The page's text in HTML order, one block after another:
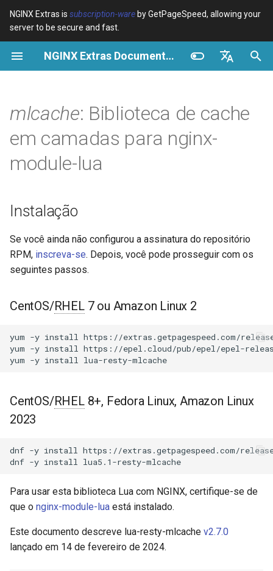
NGINX Extras is subscription-ware by GetPageSpeed, allowing your
server to be secure and fast.
NGINX Extras Documentation
Español
Português (Brasil)
Deutsch
I
n
l
z
a
n
o
u
a
device-type Variables
Examples
geoip2
Directives
Examples
pagespeed
abuse-guard
access-control
array-var
auth-pam
auth-radius
auth-totp
CentOS/RHEL 7 ou Amazon
CentOS/RHEL 8+, Fedora
Linux, Amazon Linux 2023
new
new_bulk
delete
update
Cache
Desempenho
Segurança
RHEL/CentOS
NGINX-MOD - NGINX
aprimorado com HTTP/3,
HPACK e verificações de
Servidor Web Tengine -
Rocky Linux
Módulos NGINX para o Painel
RPM
Módulos NGINX do cPanel
EA4 - Transforme ea-nginx
em uma Potência de
Suporte a NGINX HTTP/3
QUIC - Pacotes RPM para
Angie Web Server - Instalar
Linux e AlmaLinux
mlcache: Biblioteca de cache
em camadas para nginx-
module-lua
Instalação
Se você ainda não configurou a assinatura do repositório
RPM, inscreva-se. Depois, você pode prosseguir com os
seguintes passos.
CentOS/RHEL7 ou Amazon Linux 2
yum -y install
https://extras.getpagespeed.com/
yum -y install
https://epel.cloud/pub/epel/epel-
yum -y install
CentOS/RHEL8+, Fedora Linux, Amazon Linux
2023
dnf -y install
https://extras.getpagespeed.com/
dnf -y install
Para usar esta biblioteca Lua com NGINX, certifique-se de
que o nginx-module-lua está instalado.
Este documento descreve lua-resty-mlcache v2.7.0
lançado em 14 de fevereiro de 2024.